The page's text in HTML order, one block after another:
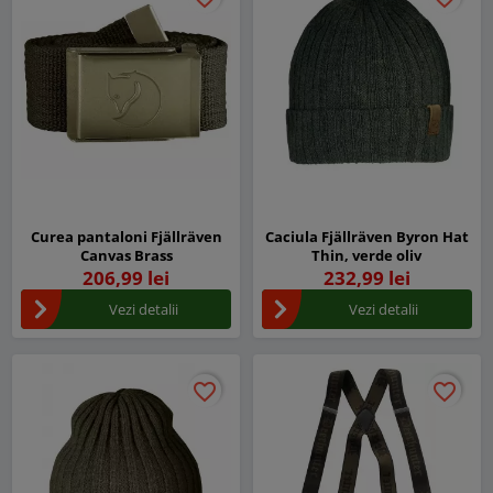
Curea pantaloni Fjällräven
Canvas Brass
206,99 lei
Vezi detalii
Caciula Fjällräven Byron Hat
Thin, verde oliv
232,99 lei
Vezi detalii
favorite_border
favorite_border favorite_border
favorite_border